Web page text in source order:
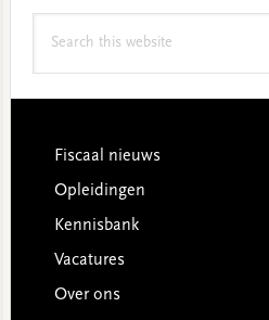
Footer
Fiscaal nieuws
Opleidingen
Kennisbank
Vacatures
Over ons